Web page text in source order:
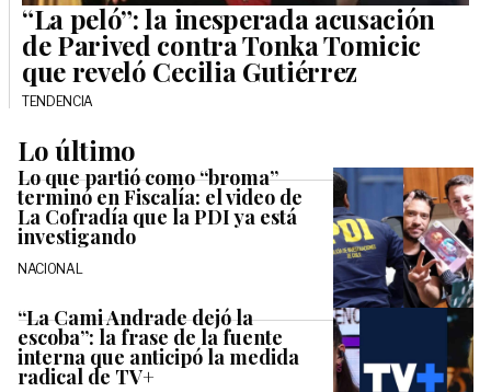
“La peló”: la inesperada acusación
de Parived contra Tonka Tomicic
que reveló Cecilia Gutiérrez
TENDENCIA
Lo último
Lo que partió como “broma”
terminó en Fiscalía: el video de
La Cofradía que la PDI ya está
investigando
NACIONAL
“La Cami Andrade dejó la
escoba”: la frase de la fuente
interna que anticipó la medida
radical de TV+